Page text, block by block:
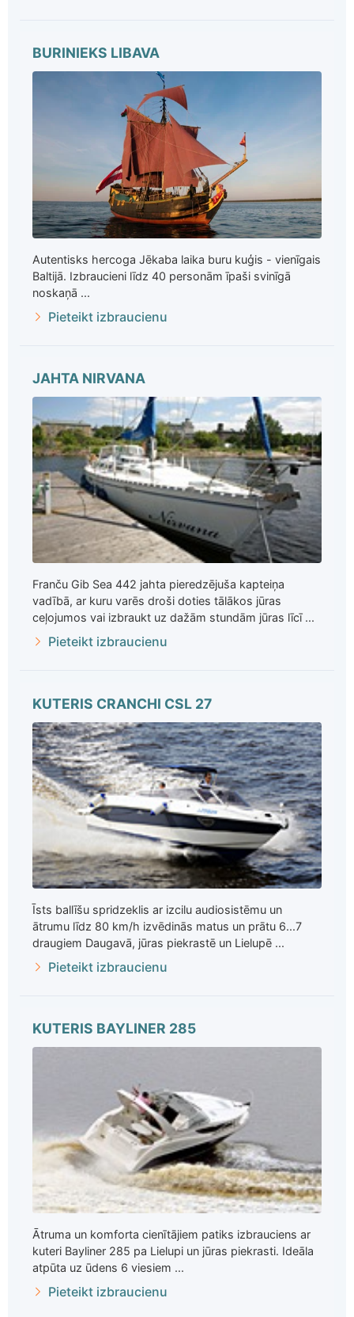
BURINIEKS LIBAVA
Autentisks hercoga Jēkaba laika buru kuģis - vienīgais
Baltijā. Izbraucieni līdz 40 personām īpaši svinīgā
noskaņā ...
Pieteikt izbraucienu
JAHTA NIRVANA
Franču Gib Sea 442 jahta pieredzējuša kapteiņa
vadībā, ar kuru varēs droši doties tālākos jūras
ceļojumos vai izbraukt uz dažām stundām jūras līcī ...
Pieteikt izbraucienu
KUTERIS CRANCHI CSL 27
Īsts ballīšu spridzeklis ar izcilu audiosistēmu un
ātrumu līdz 80 km/h izvēdinās matus un prātu 6...7
draugiem Daugavā, jūras piekrastē un Lielupē ...
Pieteikt izbraucienu
KUTERIS BAYLINER 285
Ātruma un komforta cienītājiem patiks izbrauciens ar
kuteri Bayliner 285 pa Lielupi un jūras piekrasti. Ideāla
atpūta uz ūdens 6 viesiem ...
Pieteikt izbraucienu